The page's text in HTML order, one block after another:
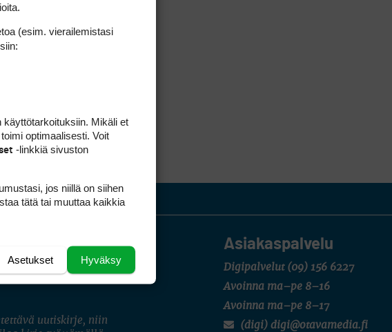
Asiakaspalvelu
Digipalvelut (09) 156 6227
Avoinna ma–pe 8–16
Avoinna ma–pe 8–17
(digi) digi@otavamedia.fi
uutiskirje, niin
(esim. vierailemis­tasi
Mikäli et
optimaalisesti. Voit
-linkkiä sivuston
jos niillä on siihen
tätä tai muuttaa kaikkia
Hyväksy
Asetukset